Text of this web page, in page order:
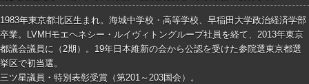
1983年東京都北区生まれ。海城中学校・高等学校、早稲田大学政治経済学部
卒業。LVMHモエヘネシー・ルイヴィトングループ社員を経て、2013年東京
都議会議員に（2期）。19年日本維新の会から公認を受けた参院選東京都選
挙区で初当選。
三ツ星議員・特別表彰受賞（第201～203国会）。